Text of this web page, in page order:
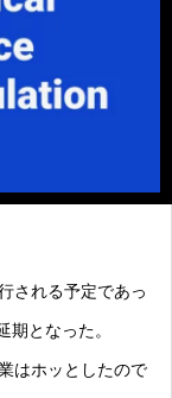
される予定であっ
となった。
はホッとしたので